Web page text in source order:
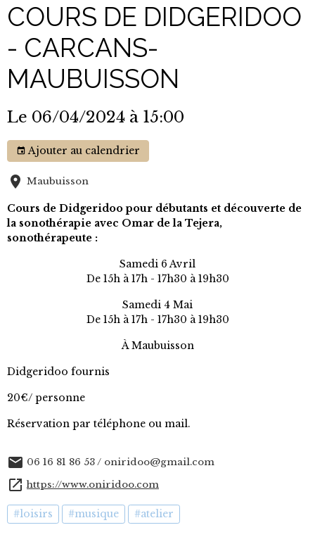
COURS DE DIDGERIDOO
- CARCANS-
MAUBUISSON
Le 06/04/2024 à 15:00
Ajouter au calendrier
Maubuisson
Cours de Didgeridoo pour débutants et découverte de
la sonothérapie avec Omar de la Tejera,
sonothérapeute :
Samedi 6 Avril
De 15h à 17h - 17h30 à 19h30
Samedi 4 Mai
De 15h à 17h - 17h30 à 19h30
À Maubuisson
Didgeridoo fournis
20€/ personne
Réservation par téléphone ou mail.
06 16 81 86 53 / oniridoo@gmail.com
https://www.oniridoo.com
#loisirs #musique #atelier